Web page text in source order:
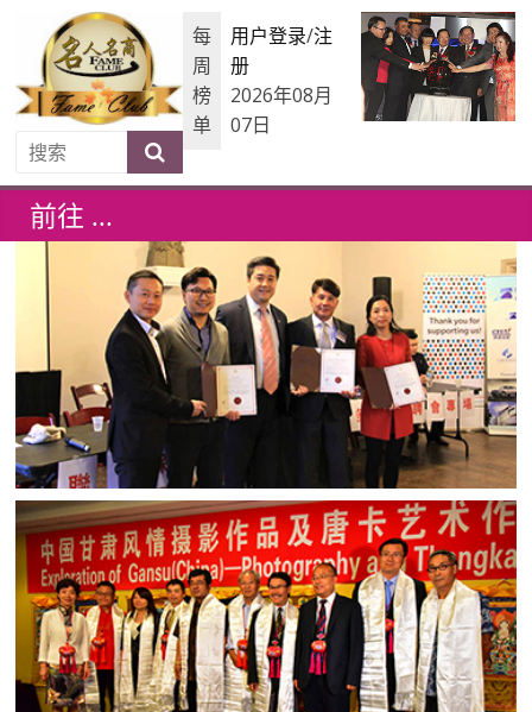
每
周
榜
单
用户登录/注
册
2026年08月
07日